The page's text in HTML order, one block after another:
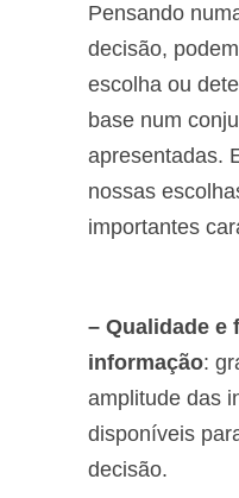
Pensando
decisão,
escolha ou
base num
apresentadas.
nossas
importantes
– Qualidade e
informação:
amplitude das
disponíveis
decisão.